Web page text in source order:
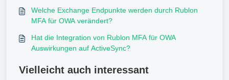
Welche Exchange Endpunkte werden durch Rublon
MFA für OWA verändert?
Hat die Integration von Rublon MFA für OWA
Auswirkungen auf ActiveSync?
Vielleicht auch interessant